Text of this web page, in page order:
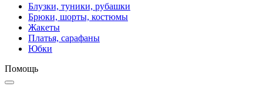
Блузки, туники, рубашки
Брюки, шорты, костюмы
Жакеты
Платья, сарафаны
Юбки
Помощь